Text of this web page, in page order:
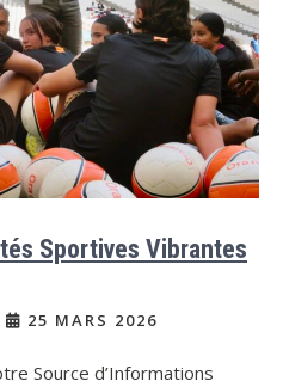
Sportives Vibrantes
25 MARS 2026
Source d’Informations